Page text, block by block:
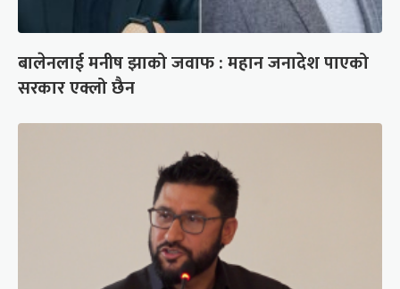
बालेनलाई मनीष झाको जवाफ : महान जनादेश पाएको
सरकार एक्लो छैन